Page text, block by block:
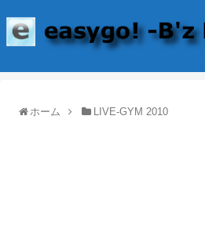
ホーム LIVE-GYM 2010